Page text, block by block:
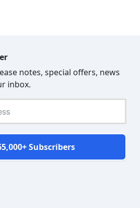
notes, special offers, news
inbox.
Subscribers